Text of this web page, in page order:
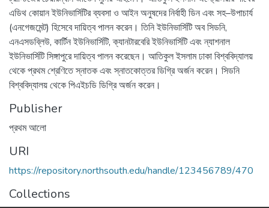
এডিথ কোয়ান ইউনিভার্সিটির ব্যবসা ও আইন অনুষদের নির্বাহী ডিন এবং সহ–উপাচার্য
(এনগেজমেন্ট) হিসেবে দায়িত্ব পালন করেন। তিনি ইউনিভার্সিটি অব সিডনি,
এনএসডব্লিউ, কার্টিন ইউনিভার্সিটি, ক্যানটারবেরি ইউনিভার্সিটি এবং ন্যাশনাল
ইউনিভার্সিটি সিঙ্গাপুরে দায়িত্ব পালন করেছেন। আতিকুল ইসলাম ঢাকা বিশ্ববিদ্যালয়
থেকে প্রথম শ্রেণিতে স্নাতক এবং স্নাতকোত্তর ডিগ্রি অর্জন করেন। সিডনি
বিশ্ববিদ্যালয় থেকে পিএইচডি ডিগ্রি অর্জন করেন।
Publisher
প্রথম আলো
URI
https://repository.northsouth.edu/handle/123456789/470
Collections